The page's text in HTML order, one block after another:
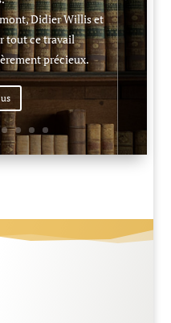
Didier Willis et
tout ce travail
précieux.